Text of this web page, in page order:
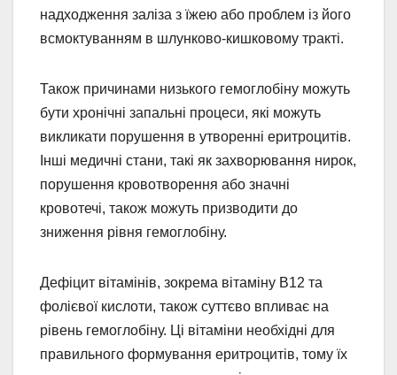
надходження заліза з їжею або проблем із його
всмоктуванням в шлунково-кишковому тракті.
Також причинами низького гемоглобіну можуть
бути хронічні запальні процеси, які можуть
викликати порушення в утворенні еритроцитів.
Інші медичні стани, такі як захворювання нирок,
порушення кровотворення або значні
кровотечі, також можуть призводити до
зниження рівня гемоглобіну.
Дефіцит вітамінів, зокрема вітаміну В12 та
фолієвої кислоти, також суттєво впливає на
рівень гемоглобіну. Ці вітаміни необхідні для
правильного формування еритроцитів, тому їх